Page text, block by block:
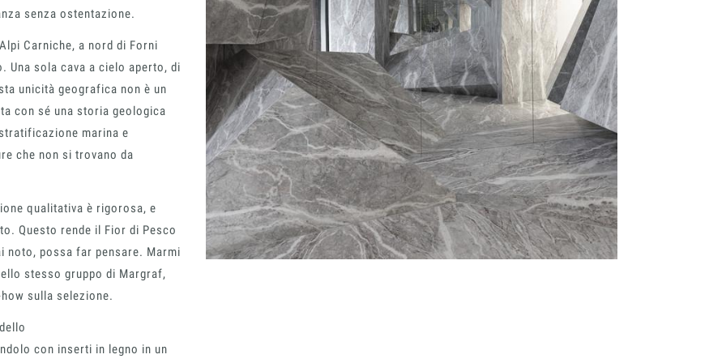
senza ostentazione.
Carniche, a nord di Forni
sola cava a cielo aperto, di
unicità geografica non è un
con sé una storia geologica
marina e
che non si trovano da
qualitativa è rigorosa, e
Questo rende il Fior di Pesco
noto, possa far pensare. Marmi
stesso gruppo di Margraf,
sulla selezione.
con inserti in legno in un